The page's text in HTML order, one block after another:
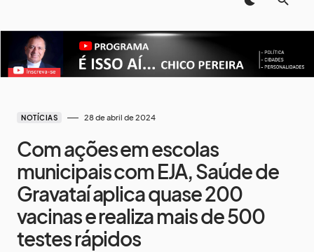
NOTÍCIAS 28 de abril de 2024
Com ações em escolas
municipais com EJA, Saúde de
Gravataí aplica quase 200
vacinas e realiza mais de 500
testes rápidos